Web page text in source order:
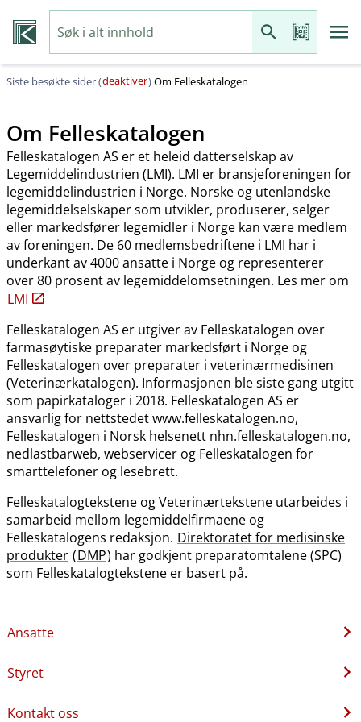
Siste besøkte sider (deaktiver)Om Felleskatalogen
Om Felleskatalogen
Felleskatalogen AS er et heleid datterselskap av
Legemiddelindustrien (LMI). LMI er bransjeforeningen for
legemiddelindustrien i Norge. Norske og utenlandske
legemiddelselskaper som utvikler, produserer, selger
eller markedsfører legemidler i Norge kan være medlem
av foreningen. De 60 medlemsbedriftene i LMI har i
underkant av 4000 ansatte i Norge og representerer
over 80 prosent av legemiddelomsetningen. Les mer om
LMI
Felleskatalogen AS er utgiver av Felleskatalogen over
farmasøytiske preparater markedsført i Norge og
Felleskatalogen over preparater i veterinærmedisinen
(Veterinærkatalogen). Informasjonen ble siste gang utgitt
som papirkataloger i 2018. Felleskatalogen AS er
ansvarlig for nettstedet www.felleskatalogen.no,
Felleskatalogen i Norsk helsenett nhn.felleskatalogen.no,
nedlastbarweb, webservicer og Felleskatalogen for
smarttelefoner og lesebrett.
Felleskatalogtekstene og Veterinærtekstene utarbeides i
samarbeid mellom legemiddelfirmaene og
Felleskatalogens redaksjon. Direktoratet for medisinske
produkter (DMP) har godkjent preparatomtalene (SPC)
som Felleskatalogtekstene er basert på.
Ansatte
Styret
Kontakt oss